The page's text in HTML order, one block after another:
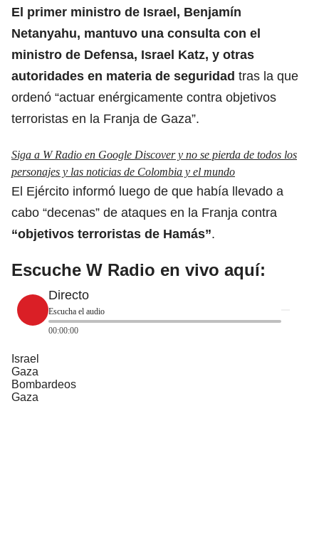
El primer ministro de Israel, Benjamín
Netanyahu, mantuvo una consulta con el
ministro de Defensa, Israel Katz, y otras
autoridades en materia de seguridad tras la que
ordenó “actuar enérgicamente contra objetivos
terroristas en la Franja de Gaza”.
Siga a W Radio en Google Discover y no se pierda de todos los
personajes y las noticias de Colombia y el mundo
El Ejército informó luego de que había llevado a
cabo “decenas” de ataques en la Franja contra
“objetivos terroristas de Hamás”.
Escuche W Radio en vivo aquí:
Directo
Escucha el audio
00:00:00
Israel
Gaza
Bombardeos
Gaza